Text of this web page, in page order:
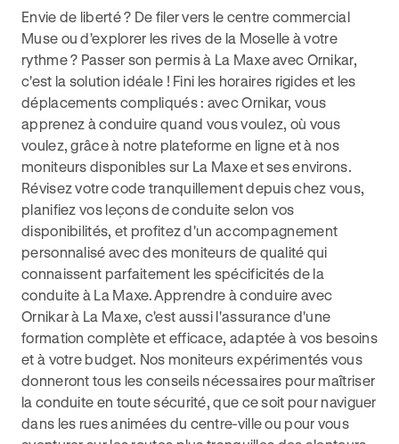
Envie de liberté ? De filer vers le centre commercial
Muse ou d'explorer les rives de la Moselle à votre
rythme ? Passer son permis à La Maxe avec Ornikar,
c'est la solution idéale ! Fini les horaires rigides et les
déplacements compliqués : avec Ornikar, vous
apprenez à conduire quand vous voulez, où vous
voulez, grâce à notre plateforme en ligne et à nos
moniteurs disponibles sur La Maxe et ses environs.
Révisez votre code tranquillement depuis chez vous,
planifiez vos leçons de conduite selon vos
disponibilités, et profitez d'un accompagnement
personnalisé avec des moniteurs de qualité qui
connaissent parfaitement les spécificités de la
conduite à La Maxe.Apprendre à conduire avec
Ornikar à La Maxe, c'est aussi l'assurance d'une
formation complète et efficace, adaptée à vos besoins
et à votre budget. Nos moniteurs expérimentés vous
donneront tous les conseils nécessaires pour maîtriser
la conduite en toute sécurité, que ce soit pour naviguer
dans les rues animées du centre-ville ou pour vous